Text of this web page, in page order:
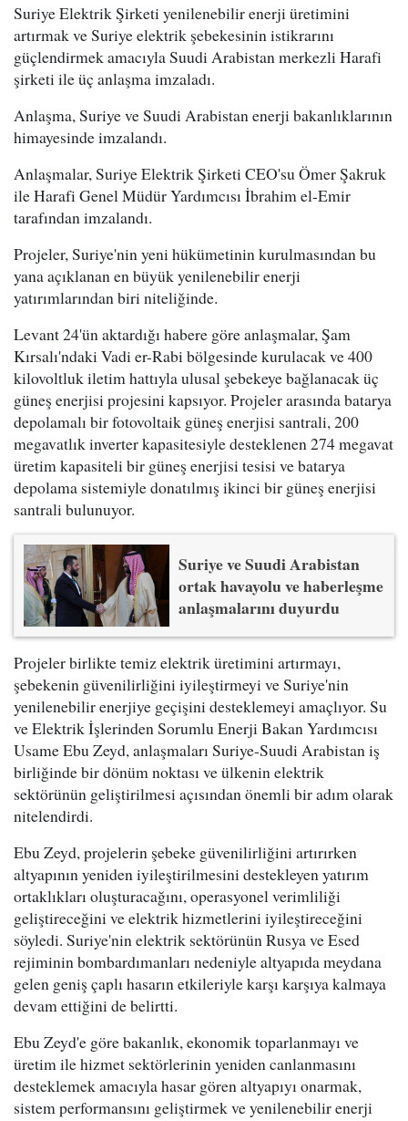
Suriye Elektrik Şirketi yenilenebilir enerji üretimini
artırmak ve Suriye elektrik şebekesinin istikrarını
güçlendirmek amacıyla Suudi Arabistan merkezli Harafi
şirketi ile üç anlaşma imzaladı.
Anlaşma, Suriye ve Suudi Arabistan enerji bakanlıklarının
himayesinde imzalandı.
Anlaşmalar, Suriye Elektrik Şirketi CEO'su Ömer Şakruk
ile Harafi Genel Müdür Yardımcısı İbrahim el-Emir
tarafından imzalandı.
Projeler, Suriye'nin yeni hükümetinin kurulmasından bu
yana açıklanan en büyük yenilenebilir enerji
yatırımlarından biri niteliğinde.
Levant 24'ün aktardığı habere göre anlaşmalar, Şam
Kırsalı'ndaki Vadi er-Rabi bölgesinde kurulacak ve 400
kilovoltluk iletim hattıyla ulusal şebekeye bağlanacak üç
güneş enerjisi projesini kapsıyor. Projeler arasında batarya
depolamalı bir fotovoltaik güneş enerjisi santrali, 200
megavatlık inverter kapasitesiyle desteklenen 274 megavat
üretim kapasiteli bir güneş enerjisi tesisi ve batarya
depolama sistemiyle donatılmış ikinci bir güneş enerjisi
santrali bulunuyor.
Suriye ve Suudi Arabistan
ortak havayolu ve haberleşme
anlaşmalarını duyurdu
Projeler birlikte temiz elektrik üretimini artırmayı,
şebekenin güvenilirliğini iyileştirmeyi ve Suriye'nin
yenilenebilir enerjiye geçişini desteklemeyi amaçlıyor. Su
ve Elektrik İşlerinden Sorumlu Enerji Bakan Yardımcısı
Usame Ebu Zeyd, anlaşmaları Suriye-Suudi Arabistan iş
birliğinde bir dönüm noktası ve ülkenin elektrik
sektörünün geliştirilmesi açısından önemli bir adım olarak
nitelendirdi.
Ebu Zeyd, projelerin şebeke güvenilirliğini artırırken
altyapının yeniden iyileştirilmesini destekleyen yatırım
ortaklıkları oluşturacağını, operasyonel verimliliği
geliştireceğini ve elektrik hizmetlerini iyileştireceğini
söyledi. Suriye'nin elektrik sektörünün Rusya ve Esed
rejiminin bombardımanları nedeniyle altyapıda meydana
gelen geniş çaplı hasarın etkileriyle karşı karşıya kalmaya
devam ettiğini de belirtti.
Ebu Zeyd'e göre bakanlık, ekonomik toparlanmayı ve
üretim ile hizmet sektörlerinin yeniden canlanmasını
desteklemek amacıyla hasar gören altyapıyı onarmak,
sistem performansını geliştirmek ve yenilenebilir enerji